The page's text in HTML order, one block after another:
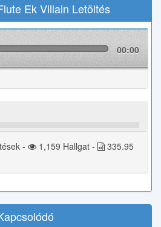
Ek Villain Letöltés
00:00
- 1,159 Hallgat -
335.95